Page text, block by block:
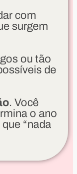
com
surgem
ou tão
de
. Você
o ano
“nada